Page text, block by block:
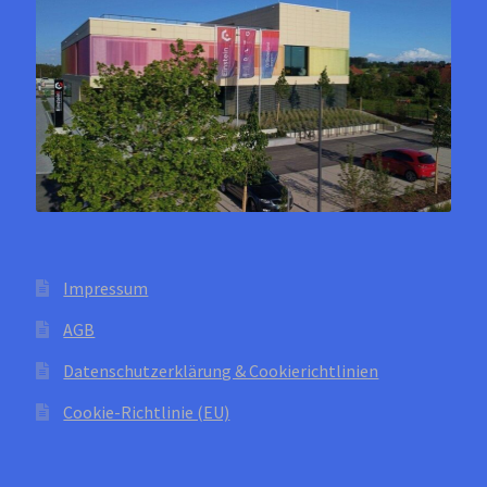
auf
Produktseite
gewählt
werden
Impressum
AGB
Datenschutzerklärung & Cookierichtlinien
Cookie-Richtlinie (EU)